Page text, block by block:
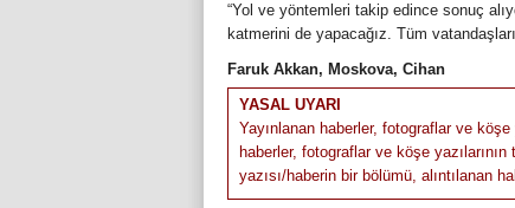
“Yol ve yöntemleri takip edince sonuç
katmerini de yapacağız. Tüm
Faruk Akkan, Moskova, Cihan
YASAL UYARI
Yayınlanan haberler, fotograflar ve
haberler, fotograflar ve köşe
yazısı/haberin bir bölümü, alıntılanan